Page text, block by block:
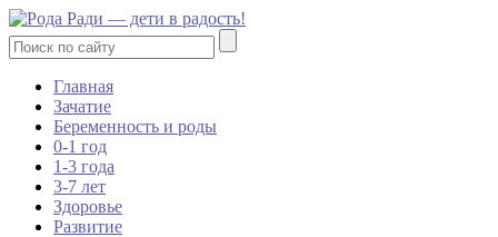
Главная
Зачатие
Беременность и роды
0-1 год
1-3 года
3-7 лет
Здоровье
Развитие